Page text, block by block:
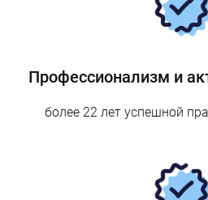
Профессионализм и
более 22 лет успешной